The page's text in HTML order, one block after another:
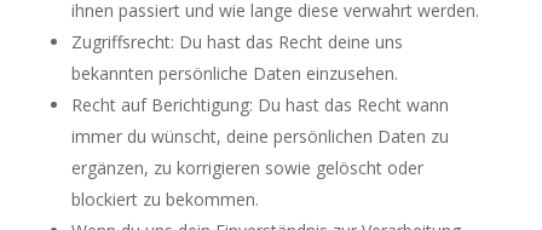
ihnen passiert und wie lange diese verwahrt werden.
Zugriffsrecht: Du hast das Recht deine uns
bekannten persönliche Daten einzusehen.
Recht auf Berichtigung: Du hast das Recht wann
immer du wünscht, deine persönlichen Daten zu
ergänzen, zu korrigieren sowie gelöscht oder
blockiert zu bekommen.